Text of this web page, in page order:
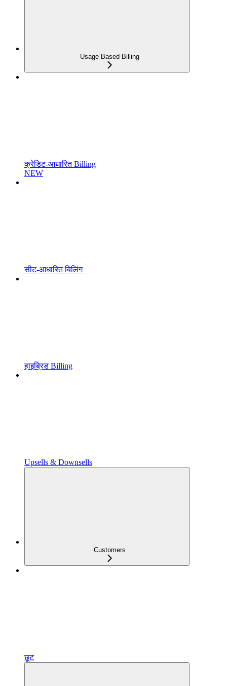
Usage Based Billing
क्रेडिट-आधारित Billing
NEW
सीट-आधारित बिलिंग
हाइब्रिड Billing
Upsells & Downsells
Customers
छूट